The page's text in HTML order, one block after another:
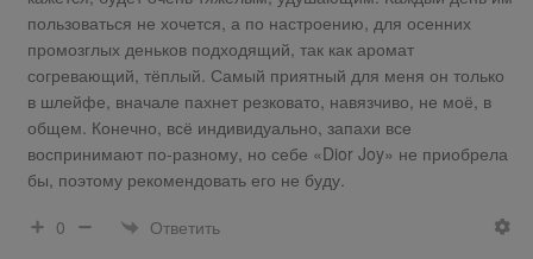
пользоваться не хочется, а по настроению, для осенних
промозглых деньков подходящий, так как аромат
согревающий, тёплый. Самый приятный для меня он только
в шлейфе, вначале пахнет резковато, навязчиво, не моё, в
общем. Конечно, всё индивидуально, запахи все
воспринимают по-разному, но себе «Dior Joy» не приобрела
бы, поэтому рекомендовать его не буду.
0
Ответить